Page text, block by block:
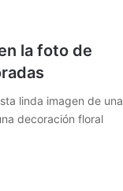
la foto de
linda imagen de una
decoración floral